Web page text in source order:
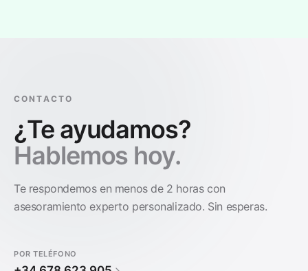
CONTACTO
¿Te ayudamos?
Hablemos hoy.
Te respondemos en menos de 2 horas con
asesoramiento experto personalizado. Sin esperas.
POR TELÉFONO